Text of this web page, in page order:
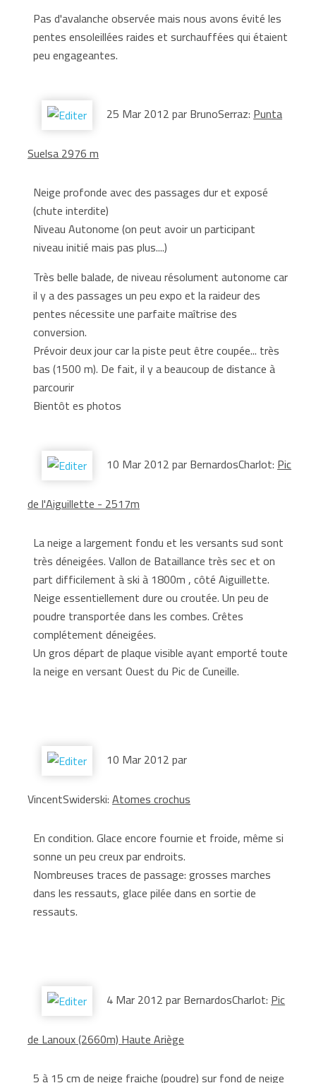
Pas d'avalanche observée mais nous avons évité les
pentes ensoleillées raides et surchauffées qui étaient
peu engageantes.
25 Mar 2012 par BrunoSerraz:Punta
Suelsa 2976 m
Neige profonde avec des passages dur et exposé
(chute interdite)
Niveau Autonome (on peut avoir un participant
niveau initié mais pas plus....)
Très belle balade, de niveau résolument autonome car
il y a des passages un peu expo et la raideur des
pentes nécessite une parfaite maîtrise des
conversion.
Prévoir deux jour car la piste peut être coupée... très
bas (1500 m). De fait, il y a beaucoup de distance à
parcourir
Bientôt es photos
10 Mar 2012 par BernardosCharlot:Pic
de l'Aiguillette - 2517m
La neige a largement fondu et les versants sud sont
très déneigées. Vallon de Bataillance très sec et on
part difficilement à ski à 1800m , côté Aiguillette.
Neige essentiellement dure ou croutée. Un peu de
poudre transportée dans les combes. Crêtes
complétement déneigées.
Un gros départ de plaque visible ayant emporté toute
la neige en versant Ouest du Pic de Cuneille.
10 Mar 2012 par
VincentSwiderski:Atomes crochus
En condition. Glace encore fournie et froide, même si
sonne un peu creux par endroits.
Nombreuses traces de passage: grosses marches
dans les ressauts, glace pilée dans en sortie de
ressauts.
4 Mar 2012 par BernardosCharlot:Pic
de Lanoux (2660m) Haute Ariège
5 à 15 cm de neige fraiche (poudre) sur fond de neige